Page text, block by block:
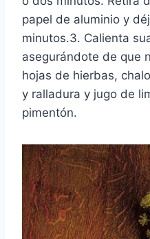
papel de aluminio y
minutos.3. Calienta
asegurándote de que
hojas de hierbas,
y ralladura y jugo de
pimentón.